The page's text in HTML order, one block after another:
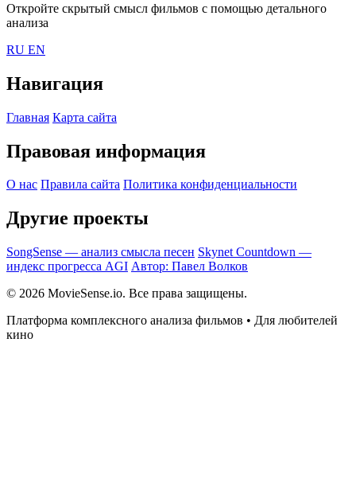
Откройте скрытый смысл фильмов с помощью детального
анализа
RU EN
Навигация
Главная Карта сайта
Правовая информация
О нас Правила сайта Политика конфиденциальности
Другие проекты
SongSense — анализ смысла песен Skynet Countdown —
индекс прогресса AGI Автор: Павел Волков
© 2026 MovieSense.io. Все права защищены.
Платформа комплексного анализа фильмов • Для любителей
кино